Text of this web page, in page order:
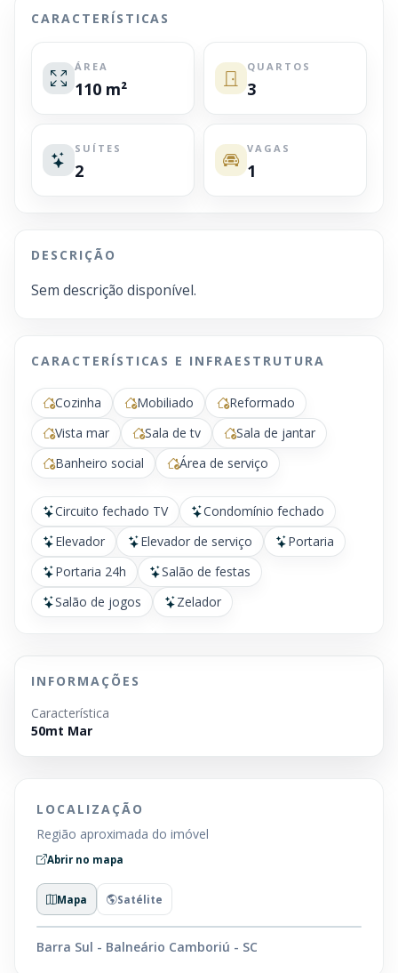
CARACTERÍSTICAS
ÁREA
110 m²
QUARTOS
3
SUÍTES
2
VAGAS
1
DESCRIÇÃO
Sem descrição disponível.
CARACTERÍSTICAS E INFRAESTRUTURA
Cozinha Mobiliado
Reformado
Vista mar
Sala de tv
Sala de jantar
Banheiro social
Área de serviço
Circuito fechado TV
Condomínio fechado
Elevador
Elevador de serviço
Portaria
Portaria 24h
Salão de festas
Salão de jogos
Zelador
INFORMAÇÕES
Característica
50mt Mar
LOCALIZAÇÃO
Região aproximada do imóvel
Abrir no mapa
Mapa Satélite
Barra Sul - Balneário Camboriú - SC